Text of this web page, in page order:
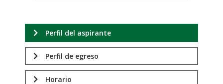
Perfil del aspirante
Perfil de egreso
Horario